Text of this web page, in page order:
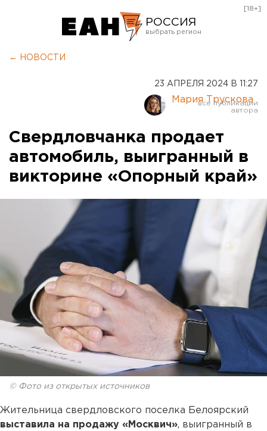
РОССИЯ
Курган
Оренбург
[18+]
← НОВОСТИ
23 АПРЕЛЯ 2024 В 11:27
Мария Трускова
Свердловчанка продает
автомобиль, выигранный в
викторине «Опорный край»
© Фото из открытых источников
Жительница свердловского поселка Белоярский
выставила на продажу «Москвич», выигранный в